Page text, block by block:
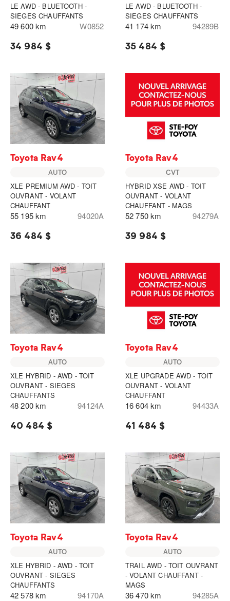
LE AWD - BLUETOOTH -
SIEGES CHAUFFANTS
49 600 km W0852
34 984 $
LE AWD - BLUETOOTH -
SIEGES CHAUFFANTS
41 174 km 94289B
35 484 $
Toyota Rav4
AUTO
XLE PREMIUM AWD - TOIT
OUVRANT - VOLANT
CHAUFFANT
55 195 km 94020A
36 484 $
Toyota Rav4
CVT
HYBRID XSE AWD - TOIT
OUVRANT - VOLANT
CHAUFFANT - MAGS
52 750 km 94279A
39 984 $
Toyota Rav4
AUTO
XLE HYBRID - AWD - TOIT
OUVRANT - SIEGES
CHAUFFANTS
48 200 km 94124A
40 484 $
Toyota Rav4
AUTO
XLE UPGRADE AWD - TOIT
OUVRANT - VOLANT
CHAUFFANT
16 604 km 94433A
41 484 $
Toyota Rav4
AUTO
XLE HYBRID - AWD - TOIT
OUVRANT - SIEGES
CHAUFFANTS
42 578 km 94170A
Toyota Rav4
AUTO
TRAIL AWD - TOIT OUVRANT
- VOLANT CHAUFFANT -
MAGS
36 470 km 94285A